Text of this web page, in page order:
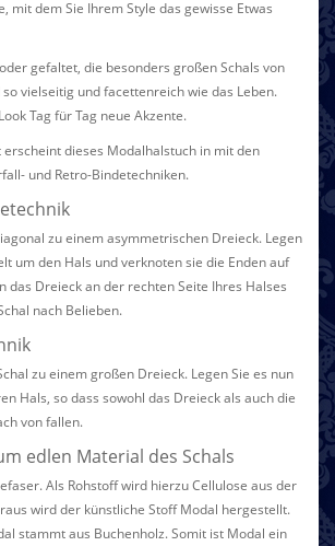
mit dem Sie Ihrem Style das gewisse Etwas
gefaltet, die besonders großen Schals von
so vielseitig und facettenreich wie das Leben.
Tag für Tag neue Akzente.
dieses Modalhalstuch in mit den
und Retro-Bindetechniken.
zu einem asymmetrischen Dreieck. Legen
um den Hals und verknoten sie die Enden auf
das Dreieck an der rechten Seite Ihres Halses
nach Belieben.
zu einem großen Dreieck. Legen Sie es nun
Hals, so dass sowohl das Dreieck als auch die
von fallen.
edlen Material des Schals
Als Rohstoff wird hierzu Cellulose aus der
wird der künstliche Stoff Modal hergestellt.
stammt aus Buchenholz. Somit ist Modal ein